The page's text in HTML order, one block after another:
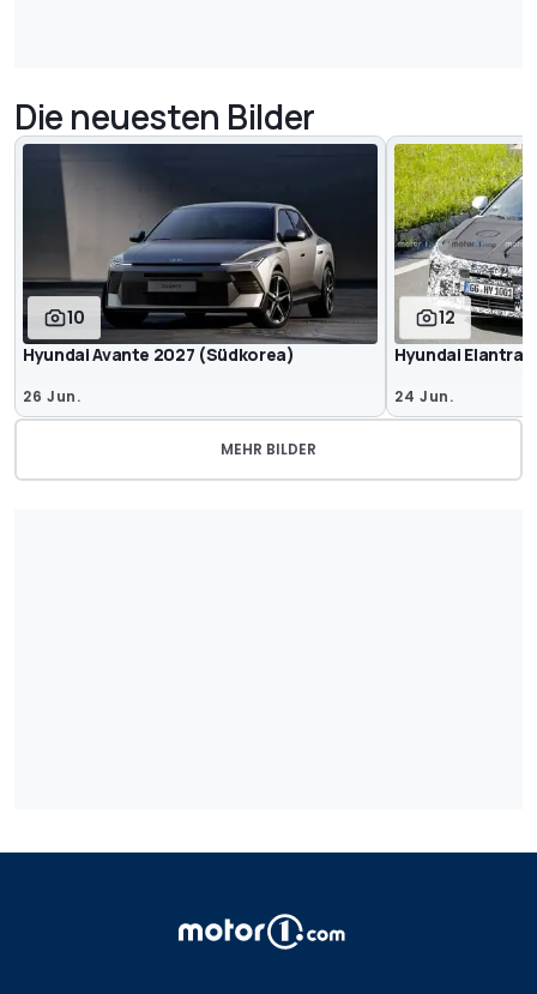
Die neuesten Bilder
10
Hyundai Avante 2027 (Südkorea)
26 Jun.
12
Hyundai Elantra
24 Jun.
MEHR BILDER